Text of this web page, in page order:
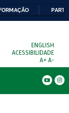
ENGLISH
ACESSIBILIDADE
A+ A-